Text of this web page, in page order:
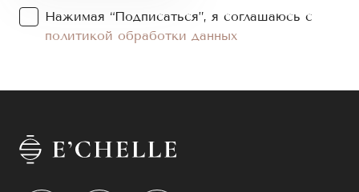
Нажимая “Подписаться”, я соглашаюсь с
политикой обработки данных